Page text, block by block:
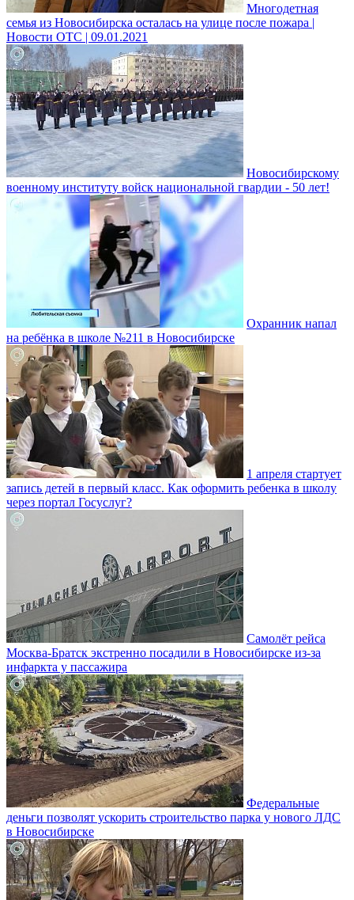
Многодетная
семья из Новосибирска осталась на улице после пожара |
Новости ОТС | 09.01.2021
Новосибирскому
военному институту войск национальной гвардии - 50 лет!
Охранник напал
на ребёнка в школе №211 в Новосибирске
1 апреля стартует
запись детей в первый класс. Как оформить ребенка в школу
через портал Госуслуг?
Самолёт рейса
Москва-Братск экстренно посадили в Новосибирске из-за
инфаркта у пассажира
Федеральные
деньги позволят ускорить строительство парка у нового ЛДС
в Новосибирске